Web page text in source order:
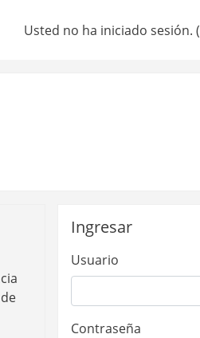
Usted no ha iniciado sesión. (
Ingresar
Usuario
Contraseña